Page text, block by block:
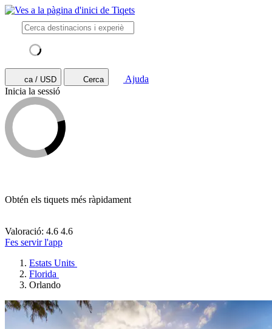
ca / USD Cerca
Ajuda
Inicia la sessió
Obtén els tiquets més ràpidament
Valoració: 4.6 4.6
Fes servir l'app
Estats Units
Florida
Orlando